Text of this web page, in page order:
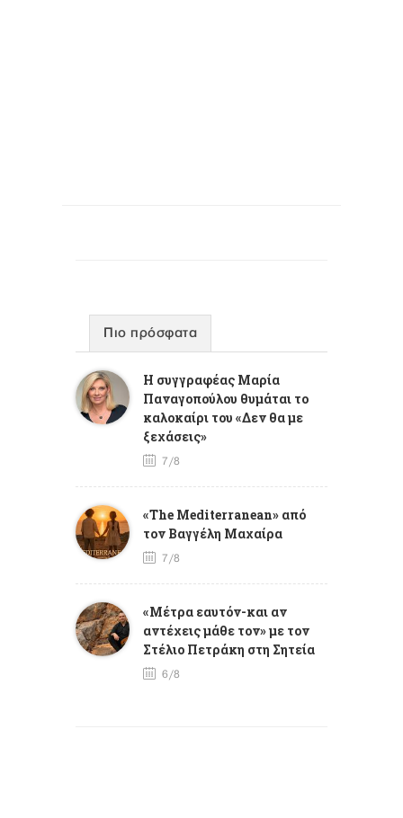
Πιο πρόσφατα
Η συγγραφέας Μαρία
Παναγοπούλου θυμάται το
καλοκαίρι του «Δεν θα με
ξεχάσεις»
7/8
«The Mediterranean» από
τον Βαγγέλη Μαχαίρα
7/8
«Μέτρα εαυτόν-και αν
αντέχεις μάθε τον» με τον
Στέλιο Πετράκη στη Σητεία
6/8